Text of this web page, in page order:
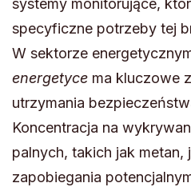
systemy monitorujące,
specyficzne potrzeby tej
W sektorze
energetyce ma kluczowe
utrzymania
Koncentracja na
palnych, takich jak metan,
zapobiegania